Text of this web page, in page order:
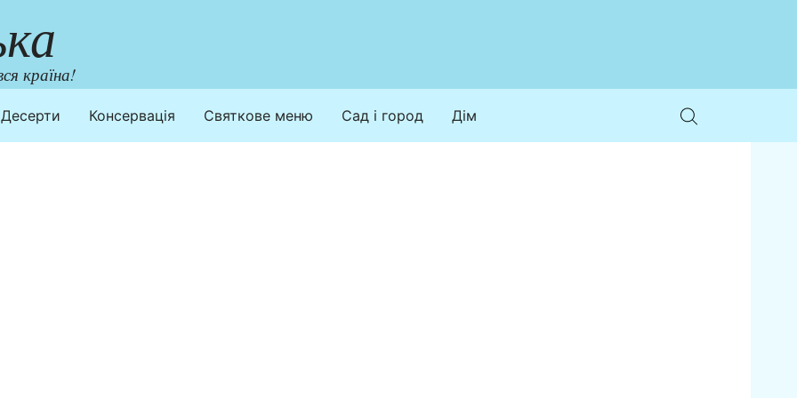
країна!
Десерти Консервація Святкове меню Сад і город Дім